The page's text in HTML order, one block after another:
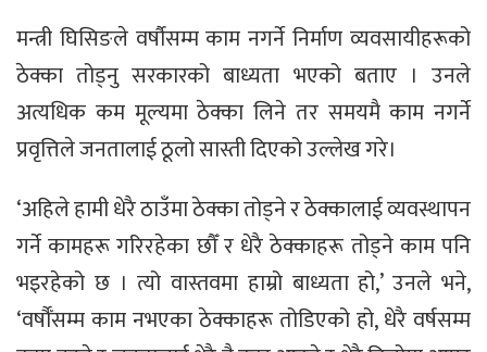
मन्त्री घिसिङले वर्षौसम्म काम नगर्ने निर्माण व्यवसायीहरूको
ठेक्का तोड्नु सरकारको बाध्यता भएको बताए । उनले
अत्यधिक कम मूल्यमा ठेक्का लिने तर समयमै काम नगर्ने
प्रवृत्तिले जनतालाई ठूलो सास्ती दिएको उल्लेख गरे।
‘अहिले हामी धेरै ठाउँमा ठेक्का तोड्ने र ठेक्कालाई व्यवस्थापन
गर्ने कामहरू गरिरहेका छौँ र धेरै ठेक्काहरू तोड्ने काम पनि
भइरहेको छ । त्यो वास्तवमा हाम्रो बाध्यता हो,’ उनले भने,
‘वर्षौँसम्म काम नभएका ठेक्काहरू तोडिएको हो, धेरै वर्षसम्म